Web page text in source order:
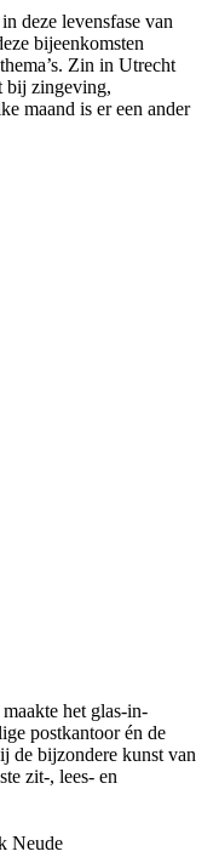
deze levensfase van
bijeenkomsten
Zin in Utrecht
bij zingeving,
maand is er een ander
het glas-in-
postkantoor én de
de bijzondere kunst van
zit-, lees- en
Neude